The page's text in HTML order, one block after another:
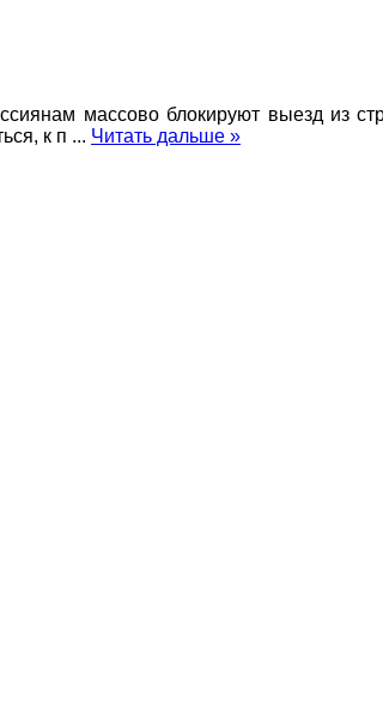
массово блокируют выезд из
к п ... Читать дальше »